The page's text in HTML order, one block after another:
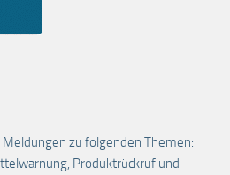
zu folgenden Themen:
Produktrückruf und